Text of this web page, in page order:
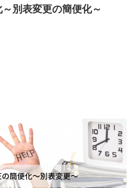
別表変更の簡便化～